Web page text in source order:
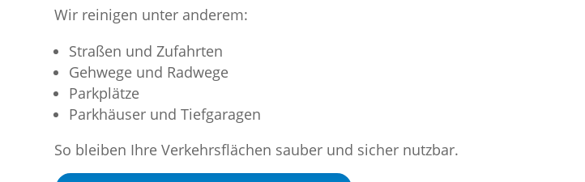
Wir reinigen unter anderem:
Straßen und Zufahrten
Gehwege und Radwege
Parkplätze
Parkhäuser und Tiefgaragen
So bleiben Ihre Verkehrsflächen sauber und sicher nutzbar.